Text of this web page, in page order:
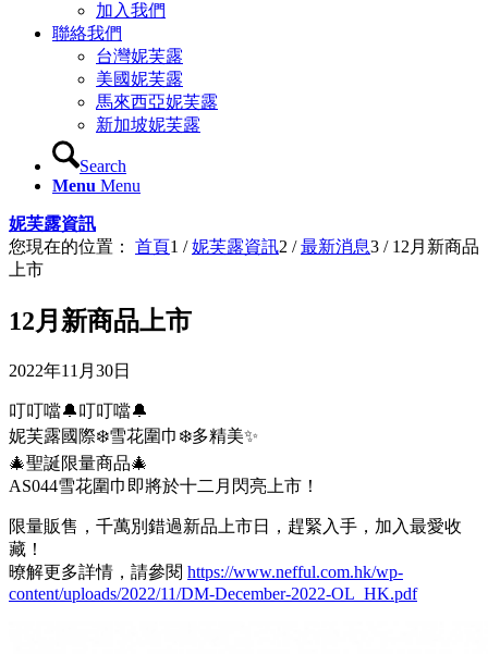
加入我們
聯絡我們
台灣妮芙露
美國妮芙露
馬來西亞妮芙露
新加坡妮芙露
Search
Menu Menu
妮芙露資訊
您現在的位置：
首頁1 / 妮芙露資訊2 / 最新消息3 / 12月新商品
上市
12月新商品上市
2022年11月30日
叮叮噹🔔叮叮噹🔔
妮芙露國際❄️雪花圍巾❄️多精美✨
🎄聖誕限量商品🎄
AS044雪花圍巾即將於十二月閃亮上市！
限量販售，千萬別錯過新品上市日，趕緊入手，加入最愛收
藏！
暸解更多詳情，請參閱 https://www.nefful.com.hk/wp-
content/uploads/2022/11/DM-December-2022-OL_HK.pdf